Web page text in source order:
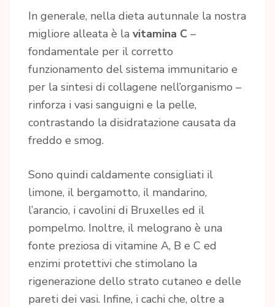
In generale, nella dieta autunnale la nostra
migliore alleata è la vitamina C –
fondamentale per il corretto
funzionamento del sistema immunitario e
per la sintesi di collagene nell’organismo –
rinforza i vasi sanguigni e la pelle,
contrastando la disidratazione causata da
freddo e smog.
Sono quindi caldamente consigliati il
limone, il bergamotto, il mandarino,
l’arancio, i cavolini di Bruxelles ed il
pompelmo. Inoltre, il melograno è una
fonte preziosa di vitamine A, B e C ed
enzimi protettivi che stimolano la
rigenerazione dello strato cutaneo e delle
pareti dei vasi. Infine, i cachi che, oltre a